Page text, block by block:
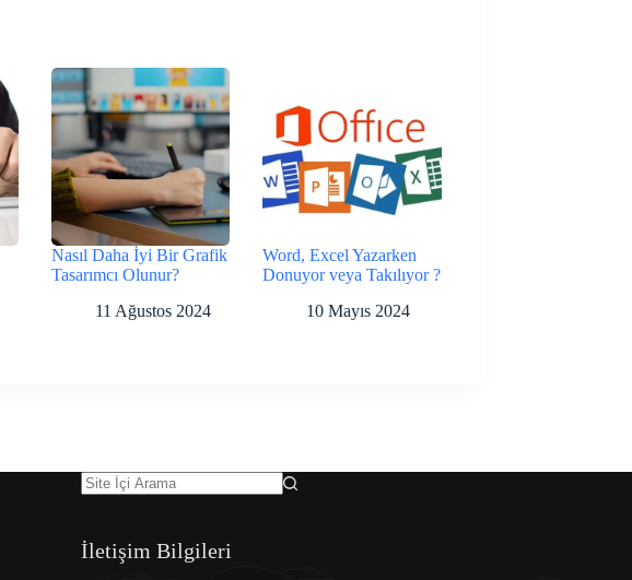
Nasıl Daha İyi Bir Grafik
Tasarımcı Olunur?
11 Ağustos 2024
Word, Excel Yazarken
Donuyor veya Takılıyor ?
10 Mayıs 2024
İletişim Bilgileri